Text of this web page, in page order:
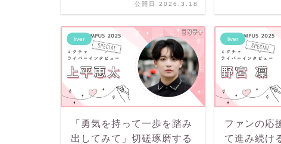
公開日 2026.3.18
liver
「勇気を持って一歩を踏み
出してみて」切磋琢磨する
liver
ファンの応
て進み続け